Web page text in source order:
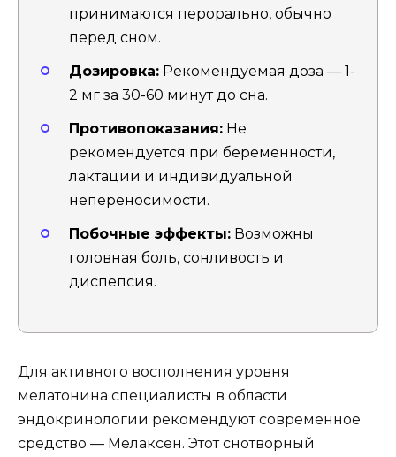
принимаются перорально, обычно
перед сном.
Дозировка: Рекомендуемая доза — 1-
2 мг за 30-60 минут до сна.
Противопоказания: Не
рекомендуется при беременности,
лактации и индивидуальной
непереносимости.
Побочные эффекты: Возможны
головная боль, сонливость и
диспепсия.
Для активного восполнения уровня
мелатонина специалисты в области
эндокринологии рекомендуют современное
средство — Мелаксен. Этот снотворный